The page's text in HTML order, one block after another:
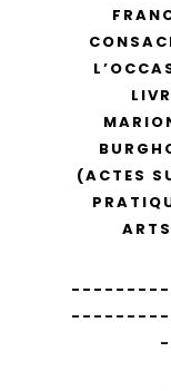
(ACTES